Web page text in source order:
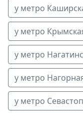
у метро
у метро
у метро
у метро
у метро